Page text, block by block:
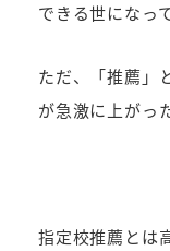
できる世になっ
ただ、「推薦」
が急激に上がっ
指定校推薦とは